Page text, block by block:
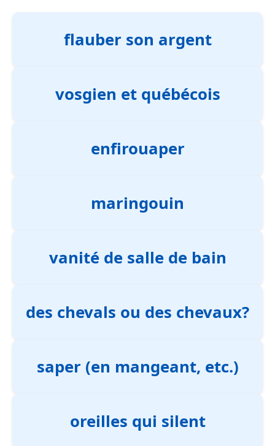
flauber son argent
vosgien et québécois
enfirouaper
maringouin
vanité de salle de bain
des chevals ou des chevaux?
saper (en mangeant, etc.)
oreilles qui silent